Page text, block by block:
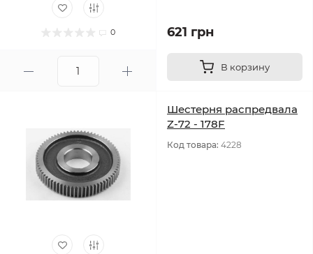
0 621 грн
В корзину
Шестерня распредвала
Z-72 - 178F
Код товара: 4228